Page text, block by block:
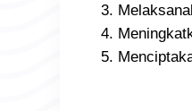
3.
4.
5.